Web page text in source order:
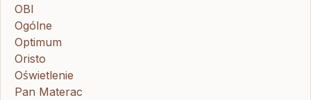
OBI
Ogólne
Optimum
Oristo
Oświetlenie
Pan Materac